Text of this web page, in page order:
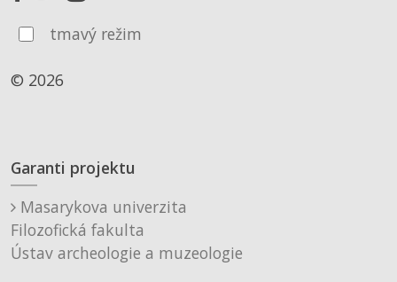
tmavý režim
© 2026
Garanti projektu
Masarykova univerzita
Filozofická fakulta
Ústav archeologie a muzeologie